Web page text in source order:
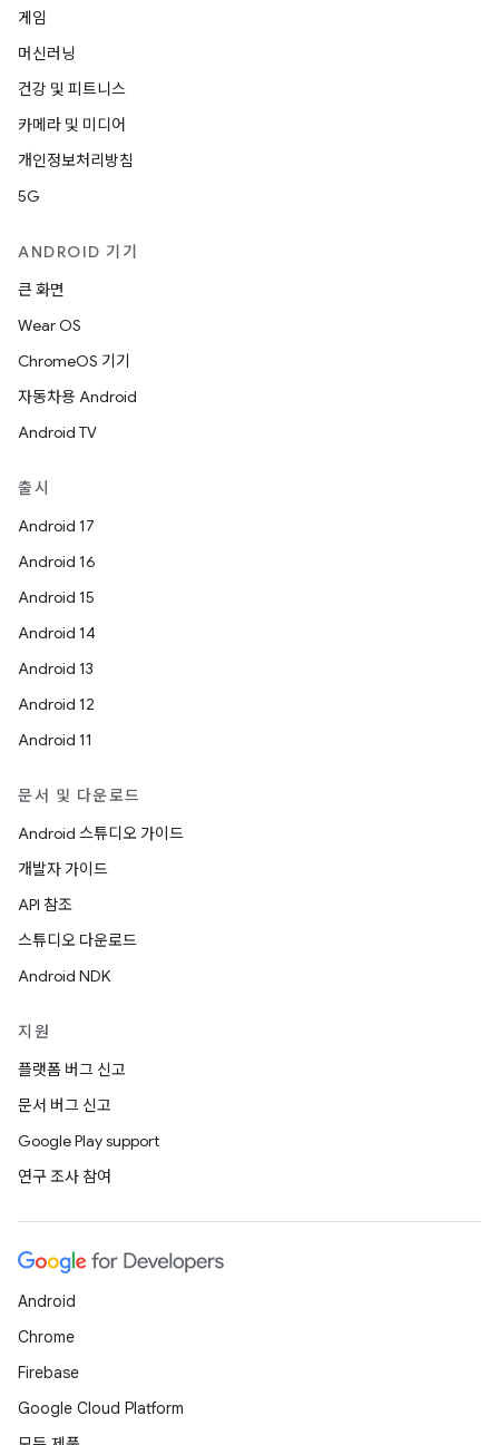
게임
머신러닝
건강 및 피트니스
카메라 및 미디어
개인정보처리방침
5G
ANDROID 기기
큰 화면
Wear OS
ChromeOS 기기
자동차용 Android
Android TV
출시
Android 17
Android 16
Android 15
Android 14
Android 13
Android 12
Android 11
문서 및 다운로드
Android 스튜디오 가이드
개발자 가이드
API 참조
스튜디오 다운로드
Android NDK
지원
플랫폼 버그 신고
문서 버그 신고
Google Play support
연구 조사 참여
Android
Chrome
Firebase
Google Cloud Platform